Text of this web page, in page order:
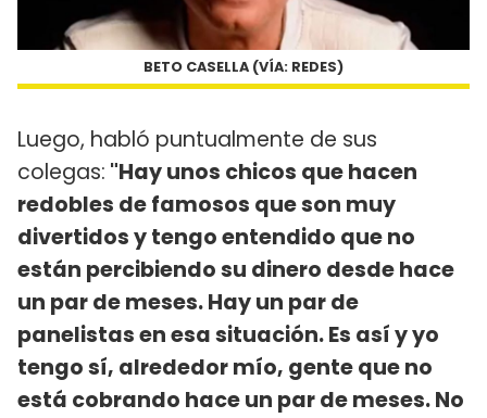
BETO CASELLA (VÍA: REDES)
Luego, habló puntualmente de sus
colegas: "Hay unos chicos que hacen
redobles de famosos que son muy
divertidos y tengo entendido que no
están percibiendo su dinero desde hace
un par de meses. Hay un par de
panelistas en esa situación. Es así y yo
tengo sí, alrededor mío, gente que no
está cobrando hace un par de meses. No